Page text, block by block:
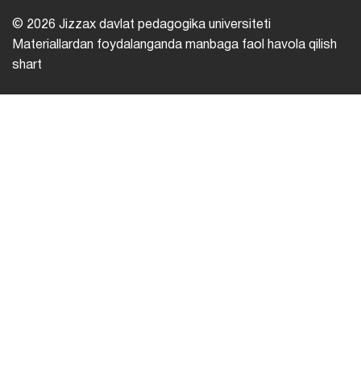
© 2026 Jizzax davlat pedagogika universiteti
Materiallardan foydalanganda manbaga faol havola qilish
shart